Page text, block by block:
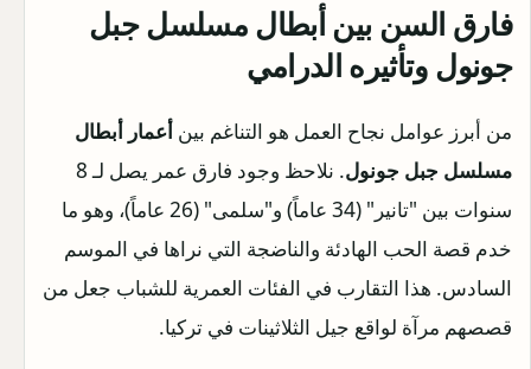
فارق السن بين أبطال مسلسل جبل
جونول وتأثيره الدرامي
من أبرز عوامل نجاح العمل هو التناغم بين أعمار أبطال
مسلسل جبل جونول
. نلاحظ وجود فارق عمر يصل لـ 8
سنوات بين "تانير" (34 عاماً) و"سلمى" (26 عاماً)، وهو ما
خدم قصة الحب الهادئة والناضجة التي نراها في الموسم
السادس. هذا التقارب في الفئات العمرية للشباب جعل من
قصصهم مرآة لواقع جيل الثلاثينات في تركيا.